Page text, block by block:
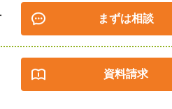
まずは相談
資料請求